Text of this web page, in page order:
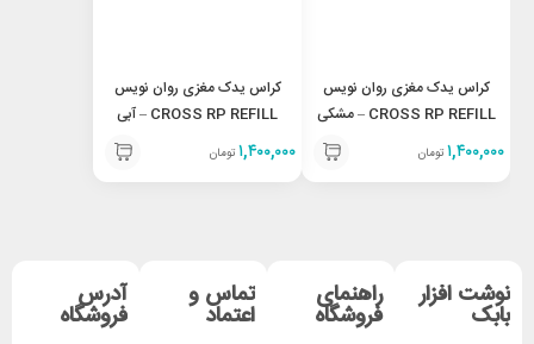
کراس یدک مغزی روان نویس
CROSS RP REFILL – مشکی
۱,۴۰۰,۰۰۰ تومان
کراس یدک مغزی روان نویس
CROSS RP REFILL – آبی
۱,۴۰۰,۰۰۰ تومان
نوشت افزار
بابک
راهنمای
فروشگاه
تماس و
اعتماد
آدرس
فروشگاه